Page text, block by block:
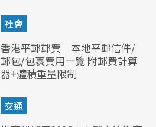
社會
香港平郵郵費︱本地平郵信件/
郵包/包裹費用一覽 附郵費計算
器+體積重量限制
交通